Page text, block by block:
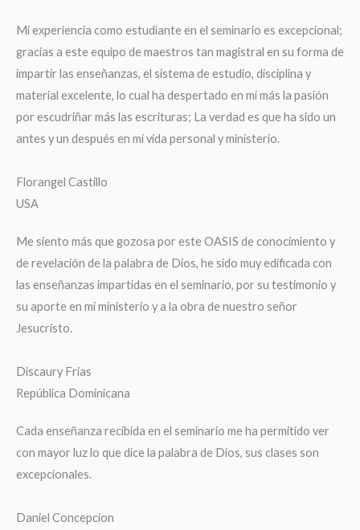
Mi experiencia como estudiante en el seminario es excepcional;
gracias a este equipo de maestros tan magistral en su forma de
impartir las enseñanzas, el sistema de estudio, disciplina y
material excelente, lo cual ha despertado en mí más la pasión
por escudriñar más las escrituras; La verdad es que ha sido un
antes y un después en mi vida personal y ministerio.
Florangel Castillo
USA
Me siento más que gozosa por este OASIS de conocimiento y
de revelación de la palabra de Dios, he sido muy edificada con
las enseñanzas impartidas en el seminario, por su testimonio y
su aporte en mi ministerio y a la obra de nuestro señor
Jesucristo.
Discaury Frias
República Dominicana
Cada enseñanza recibida en el seminario me ha permitido ver
con mayor luz lo que dice la palabra de Dios, sus clases son
excepcionales.
Daniel Concepcion